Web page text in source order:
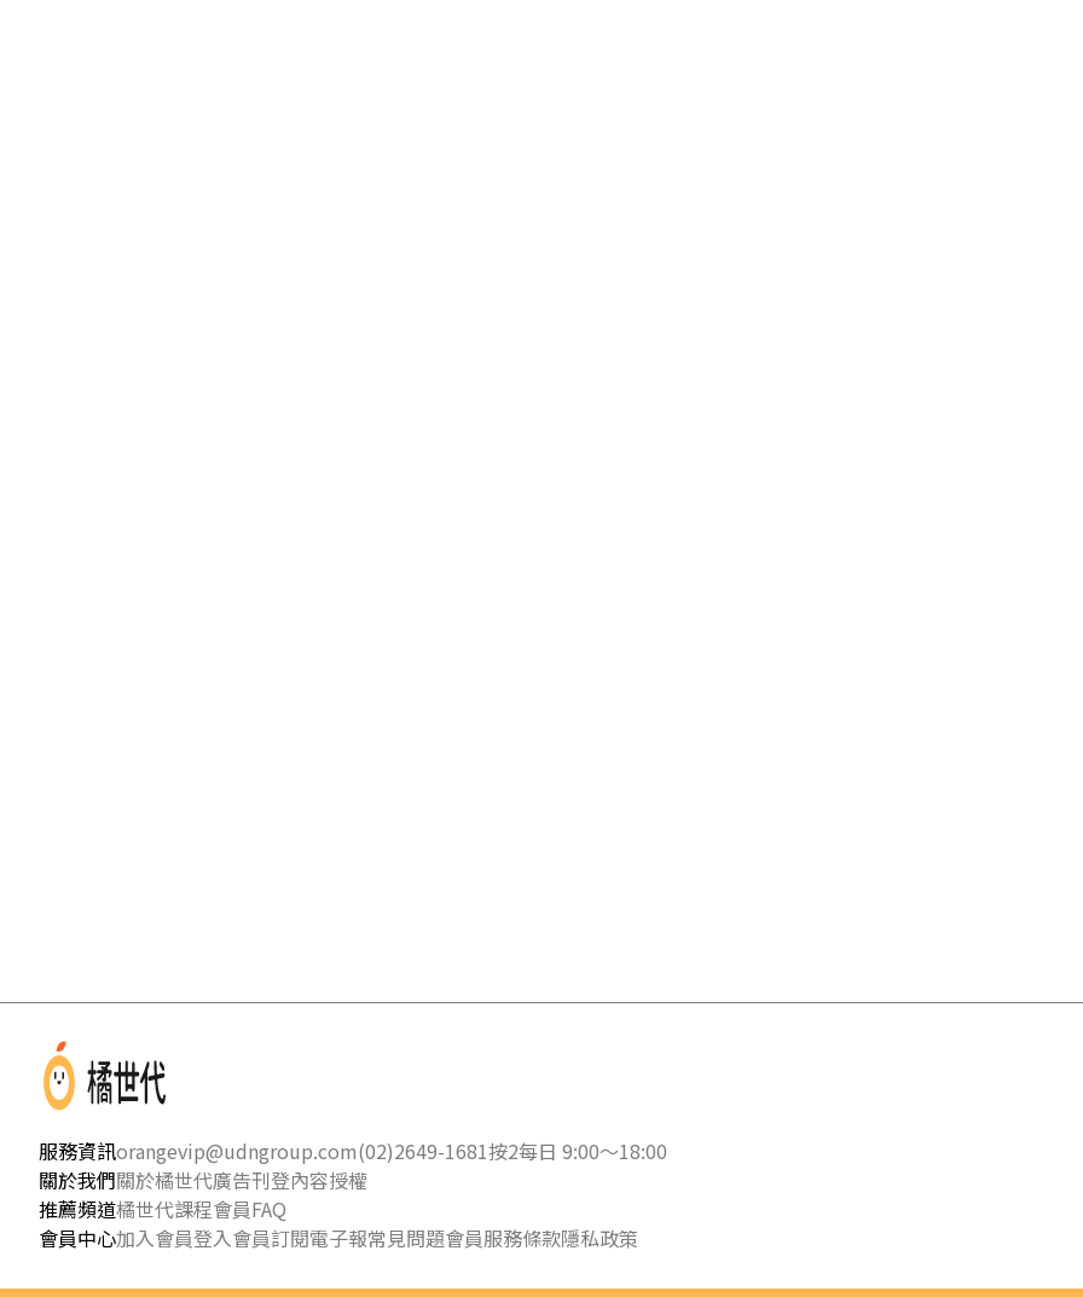
服務資訊orangevip@udngroup.com(02)2649-1681按2每日 9:00～18:00
關於我們關於橘世代廣告刊登內容授權
推薦頻道橘世代課程會員FAQ
會員中心加入會員登入會員訂閱電子報常見問題會員服務條款隱私政策